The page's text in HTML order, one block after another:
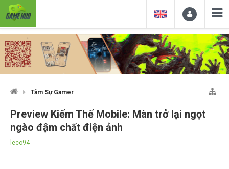
Tâm Sự Gamer
Preview Kiếm Thế Mobile: Màn trở lại ngọt
ngào đậm chất điện ảnh
leco94